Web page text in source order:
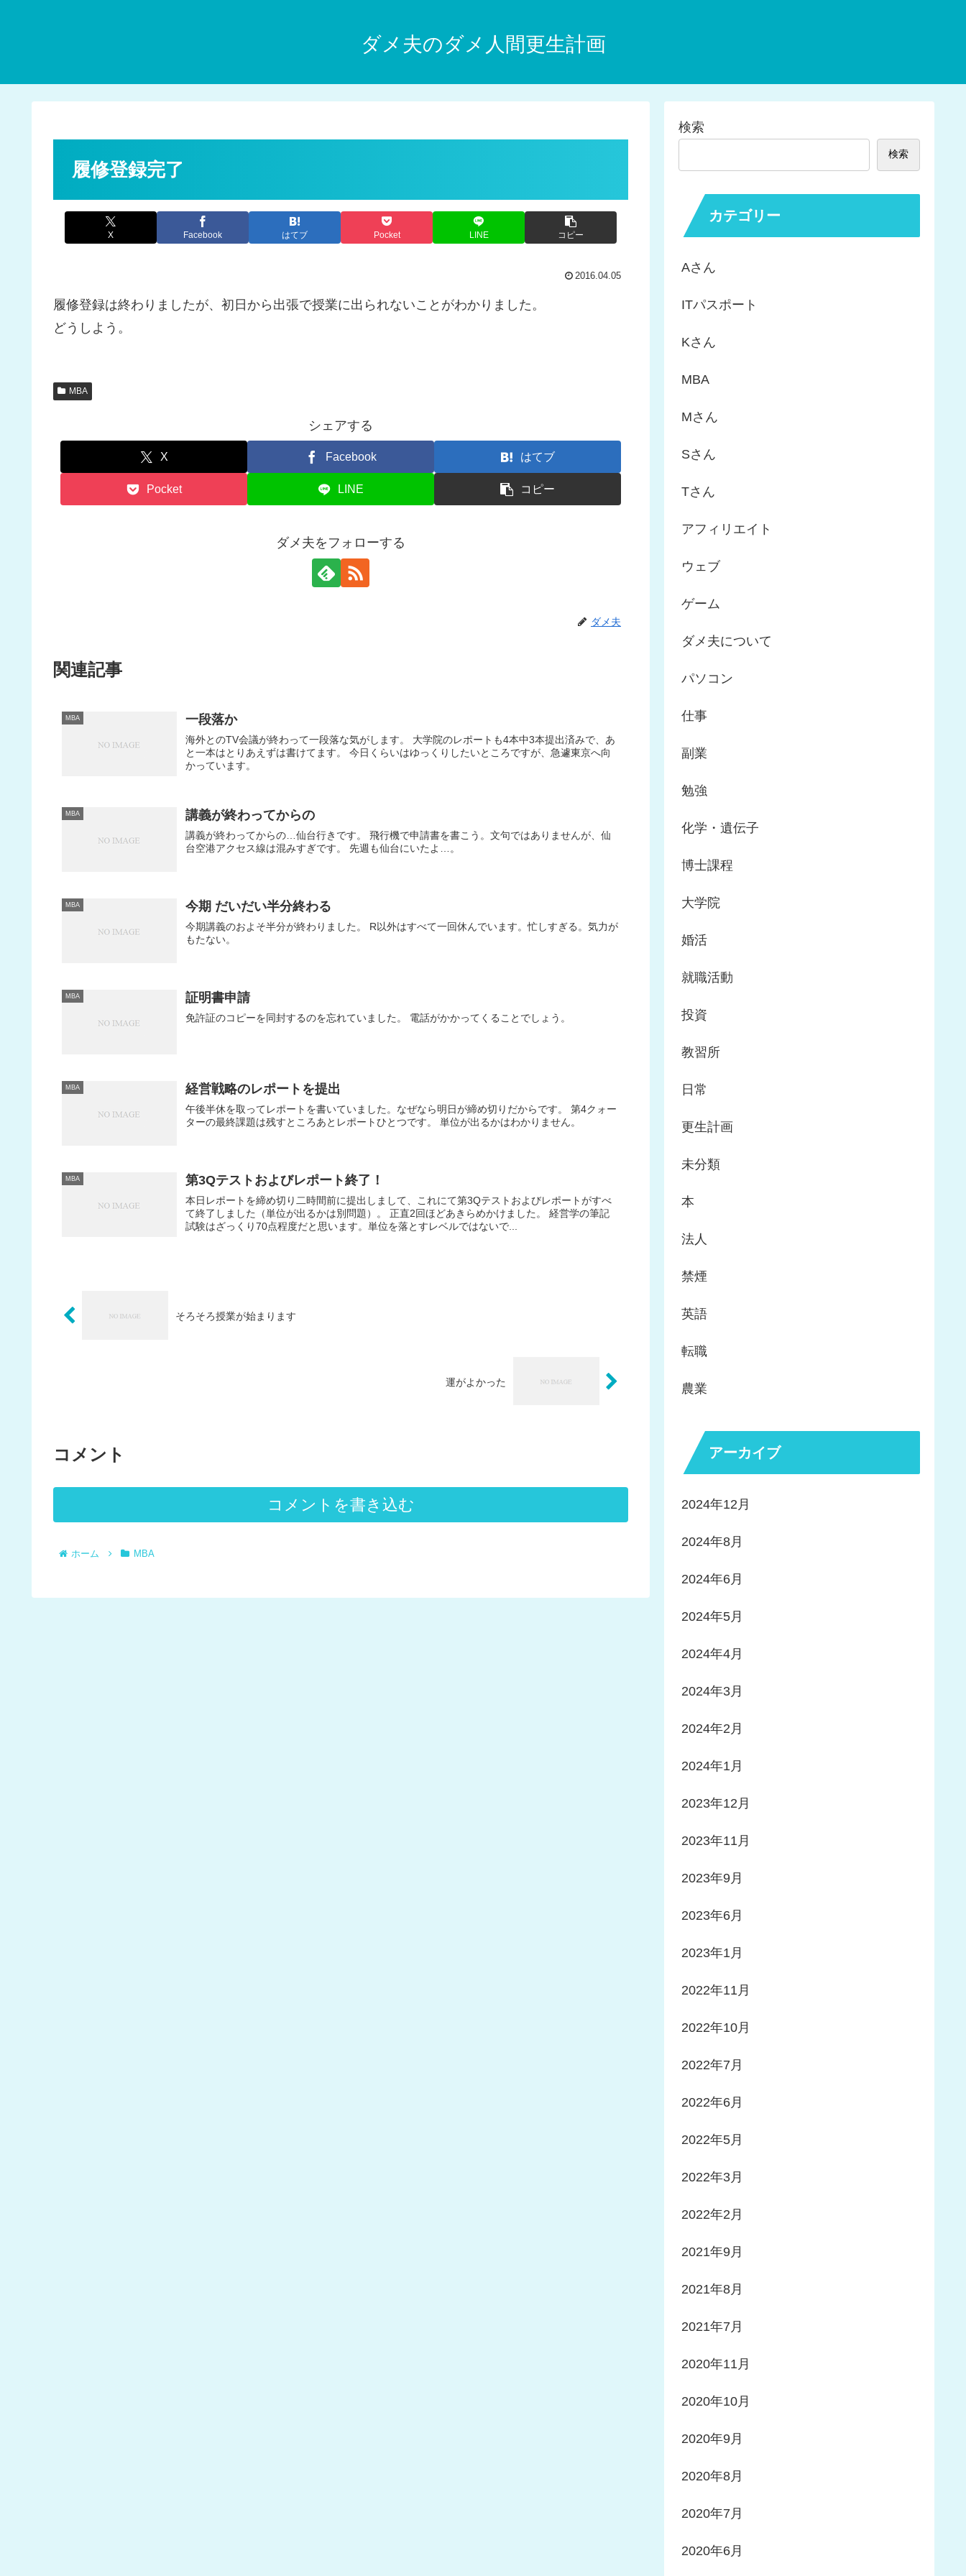
ダメ夫のダメ人間更生計画
履修登録完了
X Facebook はてブ Pocket LINE コピー
2016.04.05
履修登録は終わりましたが、初日から出張で授業に出られないことがわかりました。
どうしよう。
MBA
シェアする
X Facebook はてブ
Pocket LINE コピー
ダメ夫をフォローする
ダメ夫
関連記事
MBA 一段落か
海外とのTV会議が終わって一段落な気がします。 大学院のレポートも4本中3本提出済みで、あ
と一本はとりあえずは書けてます。 今日くらいはゆっくりしたいところですが、急遽東京へ向
かっています。
MBA 講義が終わってからの
講義が終わってからの…仙台行きです。 飛行機で申請書を書こう。文句ではありませんが、仙
台空港アクセス線は混みすぎです。 先週も仙台にいたよ…。
MBA 今期 だいだい半分終わる
今期講義のおよそ半分が終わりました。 R以外はすべて一回休んでいます。忙しすぎる。気力が
もたない。
MBA 証明書申請
免許証のコピーを同封するのを忘れていました。 電話がかかってくることでしょう。
MBA 経営戦略のレポートを提出
午後半休を取ってレポートを書いていました。なぜなら明日が締め切りだからです。 第4クォー
ターの最終課題は残すところあとレポートひとつです。 単位が出るかはわかりません。
MBA 第3Qテストおよびレポート終了！
本日レポートを締め切り二時間前に提出しまして、これにて第3Qテストおよびレポートがすべ
て終了しました（単位が出るかは別問題）。 正直2回ほどあきらめかけました。 経営学の筆記
試験はざっくり70点程度だと思います。単位を落とすレベルではないで...
そろそろ授業が始まります
運がよかった
コメント
コメントを書き込む
ホーム MBA
検索
検索
カテゴリー
Aさん
ITパスポート
Kさん
MBA
Mさん
Sさん
Tさん
アフィリエイト
ウェブ
ゲーム
ダメ夫について
パソコン
仕事
副業
勉強
化学・遺伝子
博士課程
大学院
婚活
就職活動
投資
教習所
日常
更生計画
未分類
本
法人
禁煙
英語
転職
農業
アーカイブ
2024年12月
2024年8月
2024年6月
2024年5月
2024年4月
2024年3月
2024年2月
2024年1月
2023年12月
2023年11月
2023年9月
2023年6月
2023年1月
2022年11月
2022年10月
2022年7月
2022年6月
2022年5月
2022年3月
2022年2月
2021年9月
2021年8月
2021年7月
2020年11月
2020年10月
2020年9月
2020年8月
2020年7月
2020年6月